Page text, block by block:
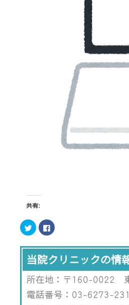
共有:
ク
リ
し
て
Twitter
共
有
(新
し
い
Facebook
で
す
る
に
リ
ッ
ク
し
当院クリニックの情
所在地：〒160-0022
電話番号：03-6273-